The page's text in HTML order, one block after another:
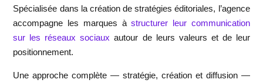
Spécialisée dans la création de stratégies éditoriales, l’agence
accompagne les marques àstructurer leur communication
sur les réseaux sociaux autour de leurs valeurs et de leur
positionnement.
Une approche complète — stratégie, création et diffusion—